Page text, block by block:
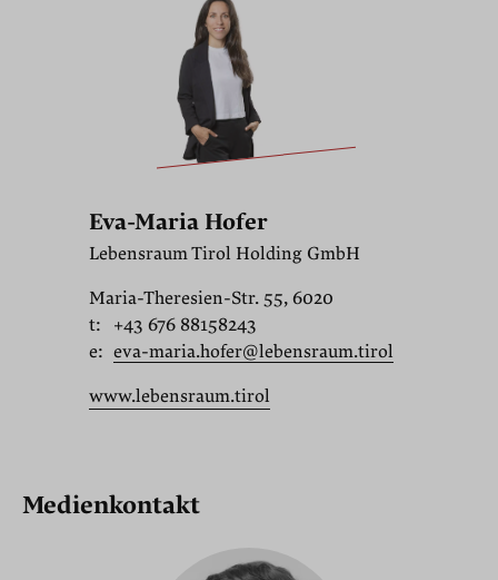
Eva-Maria Hofer
Lebensraum Tirol Holding GmbH
Maria-Theresien-Str. 55, 6020
t:
+43 676 88158243
e: eva-maria.hofer@lebensraum.tirol
www.lebensraum.tirol
Medienkontakt